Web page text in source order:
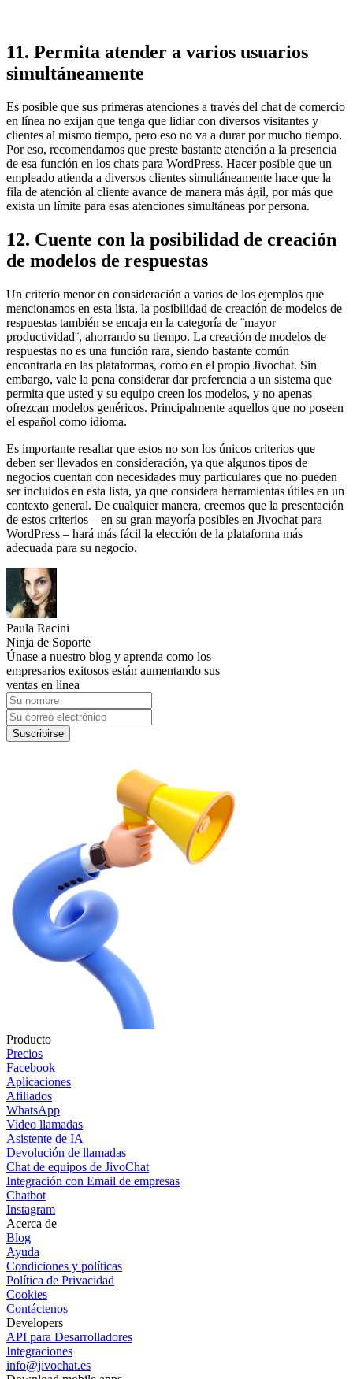
11. Permita atender a varios usuarios
simultáneamente
Es posible que sus primeras atenciones a través del chat de comercio
en línea no exijan que tenga que lidiar con diversos visitantes y
clientes al mismo tiempo, pero eso no va a durar por mucho tiempo.
Por eso, recomendamos que preste bastante atención a la presencia
de esa función en los chats para WordPress. Hacer posible que un
empleado atienda a diversos clientes simultáneamente hace que la
fila de atención al cliente avance de manera más ágil, por más que
exista un límite para esas atenciones simultáneas por persona.
12. Cuente con la posibilidad de creación
de modelos de respuestas
Un criterio menor en consideración a varios de los ejemplos que
mencionamos en esta lista, la posibilidad de creación de modelos de
respuestas también se encaja en la categoría de ¨mayor
productividad¨, ahorrando su tiempo. La creación de modelos de
respuestas no es una función rara, siendo bastante común
encontrarla en las plataformas, como en el propio Jivochat. Sin
embargo, vale la pena considerar dar preferencia a un sistema que
permita que usted y su equipo creen los modelos, y no apenas
ofrezcan modelos genéricos. Principalmente aquellos que no poseen
el español como idioma.
Es importante resaltar que estos no son los únicos criterios que
deben ser llevados en consideración, ya que algunos tipos de
negocios cuentan con necesidades muy particulares que no pueden
ser incluidos en esta lista, ya que considera herramientas útiles en un
contexto general. De cualquier manera, creemos que la presentación
de estos criterios – en su gran mayoría posibles en Jivochat para
WordPress – hará más fácil la elección de la plataforma más
adecuada para su negocio.
Paula Racini
Ninja de Soporte
Únase a nuestro blog y aprenda como los
empresarios exitosos están aumentando sus
ventas en línea
Suscribirse
Producto
Precios
Facebook
Aplicaciones
Afiliados
WhatsApp
Video llamadas
Asistente de IA
Devolución de llamadas
Chat de equipos de JivoChat
Integración con Email de empresas
Chatbot
Instagram
Acerca de
Blog
Ayuda
Condiciones y políticas
Política de Privacidad
Cookies
Contáctenos
Developers
API para Desarrolladores
Integraciones
info@jivochat.es